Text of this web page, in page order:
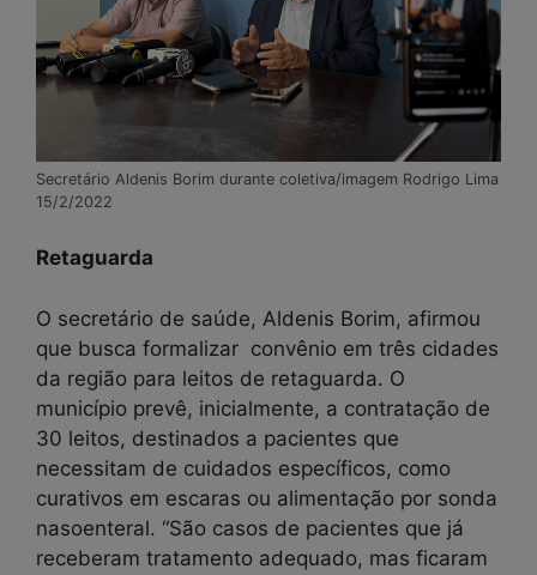
Secretário Aldenis Borim durante coletiva/imagem Rodrigo Lima
15/2/2022
Retaguarda
O secretário de saúde, Aldenis Borim, afirmou
que busca formalizar convênio em três cidades
da região para leitos de retaguarda. O
município prevê, inicialmente, a contratação de
30 leitos, destinados a pacientes que
necessitam de cuidados específicos, como
curativos em escaras ou alimentação por sonda
nasoenteral. “São casos de pacientes que já
receberam tratamento adequado, mas ficaram